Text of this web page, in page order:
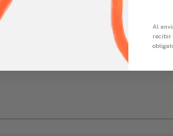
Sin preocupaciones
Pagos seguros en línea con
Al
recibir